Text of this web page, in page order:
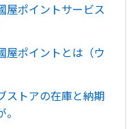
屋ポイントサービス
屋ポイントとは（ウ
ストアの在庫と納期